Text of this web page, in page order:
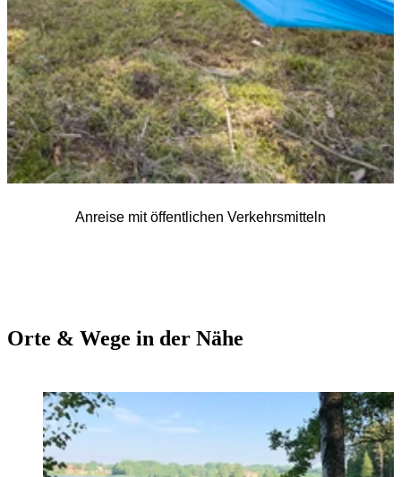
Anreise mit öffentlichen Verkehrsmitteln
Orte & Wege in der Nähe